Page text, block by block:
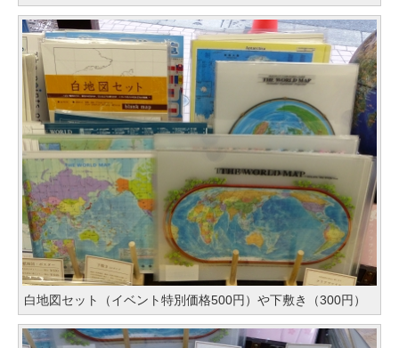
白地図セット（イベント特別価格500円）や下敷き（300円）